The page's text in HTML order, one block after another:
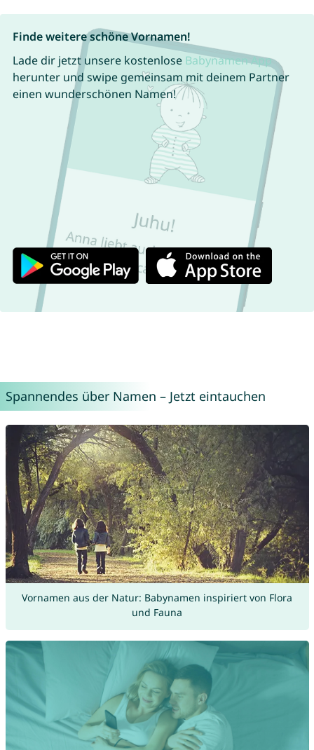
Finde weitere schöne Vornamen!
Lade dir jetzt unsere kostenlose Babynamen App
herunter und swipe gemeinsam mit deinem Partner
einen wunderschönen Namen!
Spannendes über Namen – Jetzt eintauchen
Vornamen aus der Natur: Babynamen inspiriert von Flora
und Fauna